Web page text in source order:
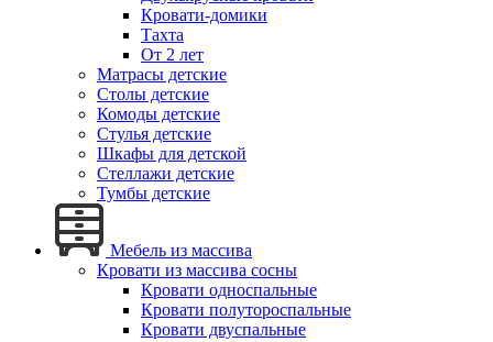
Кровати-домики
Тахта
От 2 лет
Матрасы детские
Столы детские
Комоды детские
Стулья детские
Шкафы для детской
Стеллажи детские
Тумбы детские
Мебель из массива
Кровати из массива сосны
Кровати односпальные
Кровати полутороспальные
Кровати двуспальные